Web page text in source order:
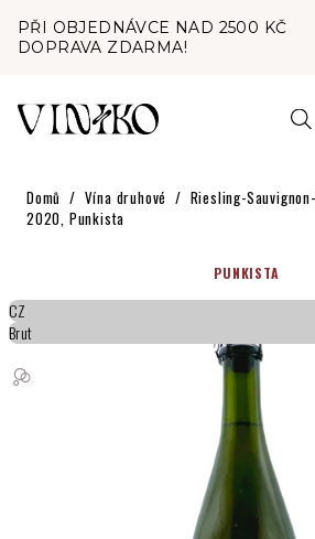
obsah
PŘI OBJEDNÁVCE NAD 2500 KČ
DOPRAVA ZDARMA!
Domů / Vína druhové / Riesling-
2020, Punkista
PUNKISTA
CZ
Brut